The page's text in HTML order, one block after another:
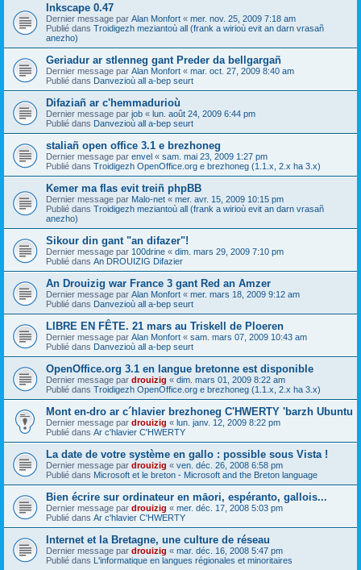
Inkscape 0.47
Dernier message par Alan Monfort « mer. nov. 25, 2009 7:18 am
Publié dans Troidigezh meziantoù all (frank a wirioù evit an darn vrasañ
anezho)
Geriadur ar stlenneg gant Preder da bellgargañ
Dernier message par Alan Monfort « mar. oct. 27, 2009 8:40 am
Publié dans Danvezioù all a-bep seurt
Difaziañ ar c'hemmadurioù
Dernier message par job « lun. août 24, 2009 6:44 pm
Publié dans Danvezioù all a-bep seurt
staliañ open office 3.1 e brezhoneg
Dernier message par envel « sam. mai 23, 2009 1:27 pm
Publié dans Troidigezh OpenOffice.org e brezhoneg (1.1.x, 2.x ha 3.x)
Kemer ma flas evit treiñ phpBB
Dernier message par Malo-net « mer. avr. 15, 2009 10:15 pm
Publié dans Troidigezh meziantoù all (frank a wirioù evit an darn vrasañ
anezho)
Sikour din gant "an difazer"!
Dernier message par 100drine « dim. mars 29, 2009 7:10 pm
Publié dans An DROUIZIG Difazier
An Drouizig war France 3 gant Red an Amzer
Dernier message par Alan Monfort « mer. mars 18, 2009 9:12 am
Publié dans Danvezioù all a-bep seurt
LIBRE EN FÊTE. 21 mars au Triskell de Ploeren
Dernier message par Alan Monfort « sam. mars 07, 2009 10:43 am
Publié dans Danvezioù all a-bep seurt
OpenOffice.org 3.1 en langue bretonne est disponible
Dernier message par drouizig « dim. mars 01, 2009 8:22 am
Publié dans Troidigezh OpenOffice.org e brezhoneg (1.1.x, 2.x ha 3.x)
Mont en-dro ar c´hlavier brezhoneg C'HWERTY 'barzh Ubuntu
Dernier message par drouizig « lun. janv. 12, 2009 8:22 pm
Publié dans Ar c'hlavier C'HWERTY
La date de votre système en gallo : possible sous Vista !
Dernier message par drouizig « ven. déc. 26, 2008 6:58 pm
Publié dans Microsoft et le breton - Microsoft and the Breton language
Bien écrire sur ordinateur en māori, espéranto, gallois...
Dernier message par drouizig « mer. déc. 17, 2008 5:03 pm
Publié dans Ar c'hlavier C'HWERTY
Internet et la Bretagne, une culture de réseau
Dernier message par drouizig « mar. déc. 16, 2008 5:47 pm
Publié dans L'informatique en langues régionales et minoritaires